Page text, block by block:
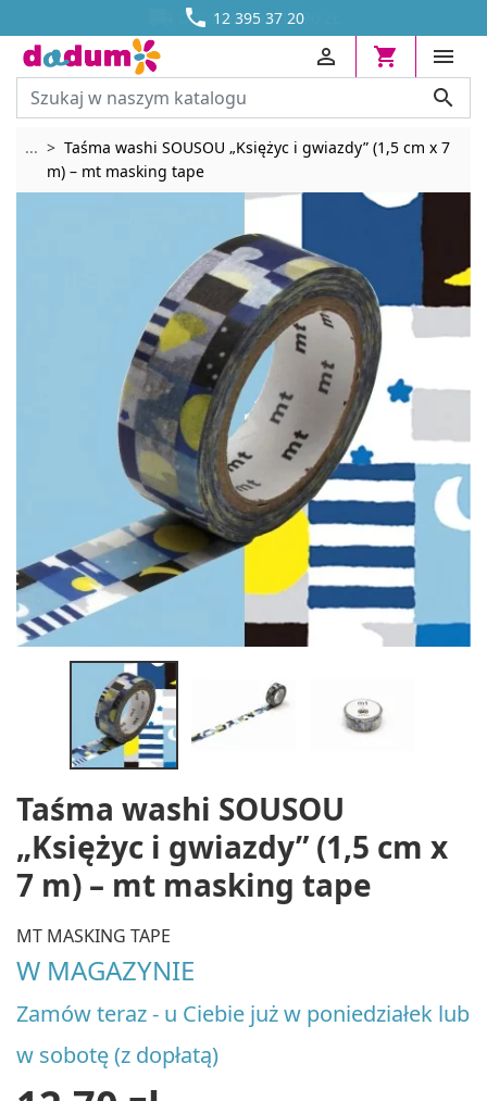
 12 395 37 20
DOSTAWA OD 13,70 ZŁ





... Rozwiń breadcrumbs
Taśma washi SOUSOU „Księżyc i gwiazdy” (1,5 cm x 7
m) – mt masking tape
Taśma washi SOUSOU
„Księżyc i gwiazdy” (1,5 cm x
7 m) – mt masking tape
MT MASKING TAPE
W MAGAZYNIE
Zamów teraz - u Ciebie już w poniedziałek lub
w sobotę (z dopłatą)